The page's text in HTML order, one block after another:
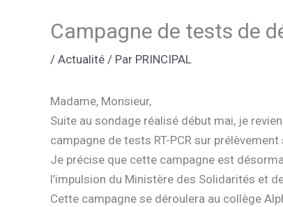
Campagne de tests de
/ Actualité / Par PRINCIPAL
Madame, Monsieur,
Suite au sondage réalisé début mai, je
campagne de tests RT-PCR sur prélèvement
Je précise que cette campagne est
l’impulsion du Ministère des Solidarités et
Cette campagne se déroulera au collège